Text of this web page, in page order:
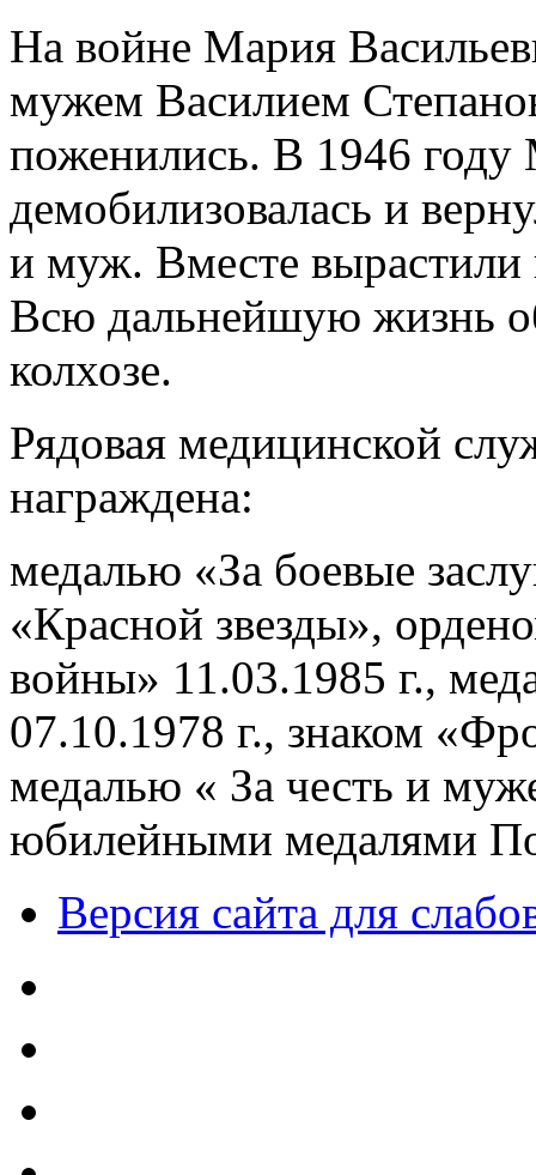
На войне Мария
мужем Василием
поженились. В 1946 году
демобилизовалась и
и муж. Вместе вырастили
Всю дальнейшую жизнь
колхозе.
Рядовая медицинской
награждена:
медалью «За боевые
«Красной звезды»,
войны» 11.03.1985 г.,
07.10.1978 г., знаком
медалью « За честь и
юбилейными медалями
Версия сайта для